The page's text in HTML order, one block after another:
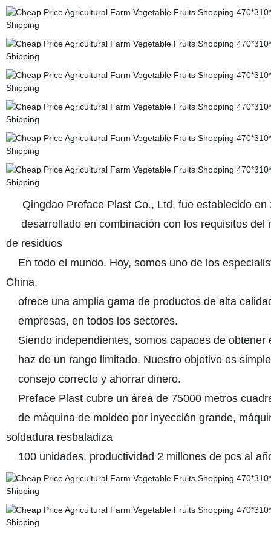
Qingdao Preface Plast Co., Ltd, fue establecido
desarrollado en combinación con los requisitos del
de residuos
En todo el mundo. Hoy, somos uno de los
China,
ofrece una amplia gama de productos de alta
empresas, en todos los sectores.
Siendo independientes, somos capaces de obtener
haz de un rango limitado. Nuestro objetivo es
consejo correcto y ahorrar dinero.
Preface Plast cubre un área de 75000 metros
de máquina de moldeo por inyección grande,
soldadura resbaladiza
100 unidades, productividad 2 millones de pcs al